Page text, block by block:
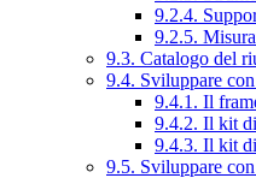
9.2.4.
9.2.5.
9.3. Catalogo del
9.4. Sviluppare
9.4.1. Il
9.4.2. Il kit
9.4.3. Il kit
9.5. Sviluppare